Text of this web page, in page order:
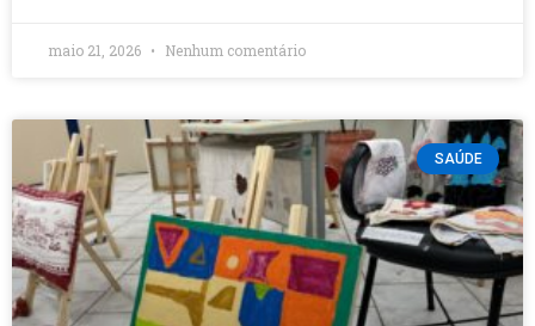
maio 21, 2026 Nenhum comentário
SAÚDE